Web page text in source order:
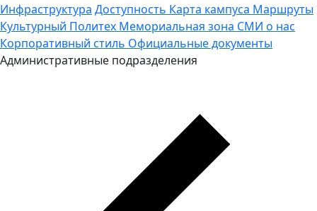
Инфраструктура Доступность Карта кампуса Маршруты
Культурный Политех Мемориальная зона СМИ о нас
Корпоративный стиль Официальные документы
Административные подразделения